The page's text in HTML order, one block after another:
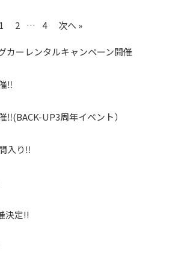
1 2 … 4 次へ »
カーレンタルキャンペーン開催
‼
‼(BACK-UP3周年イベント）
入り‼
決定!!